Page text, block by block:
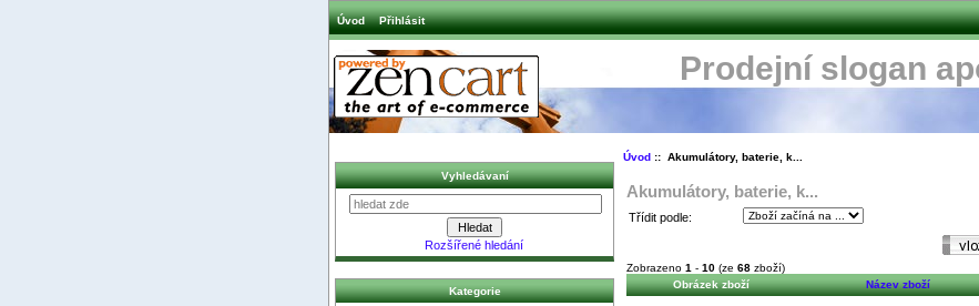
Úvod Přihlásit
Prodejní slogan
Vyhledávaní
Rozšířené hledání
Kategorie
Úvod:: Akumulátory, baterie, k...
Akumulátory, baterie, k...
Třídit podle:
Zobrazeno 1 - 10 (ze 68 zboží)
Obrázek zboží
Název zboží